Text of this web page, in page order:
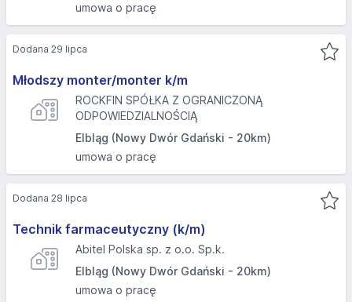
umowa o pracę
Młodszy monter/monter k/m
ROCKFIN SPÓŁKA Z OGRANICZONĄ
ODPOWIEDZIALNOŚCIĄ
Elbląg (Nowy Dwór Gdański - 20km)
umowa o pracę
Dodana 29 lipca
Technik farmaceutyczny (k/m)
Abitel Polska sp. z o.o. Sp.k.
Elbląg (Nowy Dwór Gdański - 20km)
umowa o pracę
Dodana 28 lipca